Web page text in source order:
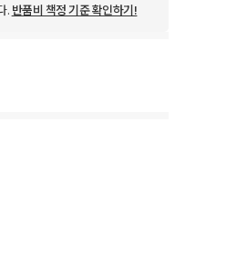
. 반품비 책정 기준 확인하기!